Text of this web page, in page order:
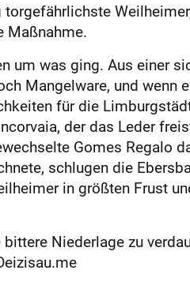
Maßnahme.
um was ging. Aus einer
Mangelware, und wenn
für die
der das Leder
Gomes Regalo
schlugen die
in größten Frust
Niederlage zu